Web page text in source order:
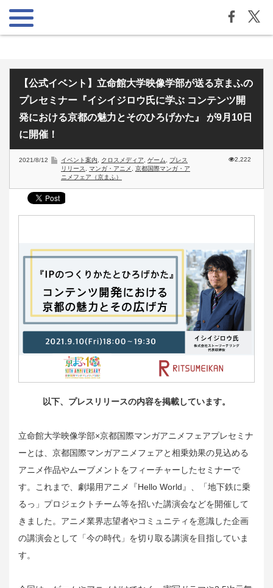
【公式イベント】立命館大学映像学部が送る京まふの
プレセミナー『イシイジロウ氏に学ぶ コンテンツ開
発における京都の魅力とそのひろげかた』 が9月10日
に開催！
2021/8/12 イベント案内 クロスメディア ゲーム
プレス
リリース
マンガ・アニメ
京都国際マンガ・ア
ニメフェア（京まふ）
2,222
以下、プレスリリースの内容を掲載しています。
立命館大学映像学部×京都国際マンガアニメフェアプレセミナ
ーとは、京都国際マンガアニメフェアと相乗効果の見込める
アニメ作品やムーブメントをフィーチャーしたセミナーで
す。これまで、劇場用アニメ『Hello World』、「地下鉄に乗
るっ」プロジェクトチーム等を招いた講演会などを開催して
きました。アニメ業界志望者やコミュニティを意識した企画
の講演会として「今の時代」を切り取る講演を目指していま
す。